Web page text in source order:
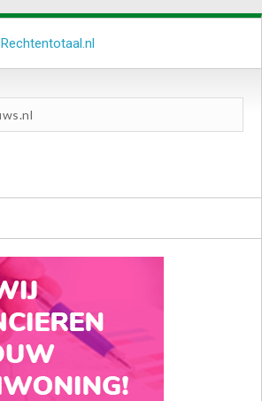
Rechtentotaal.nl